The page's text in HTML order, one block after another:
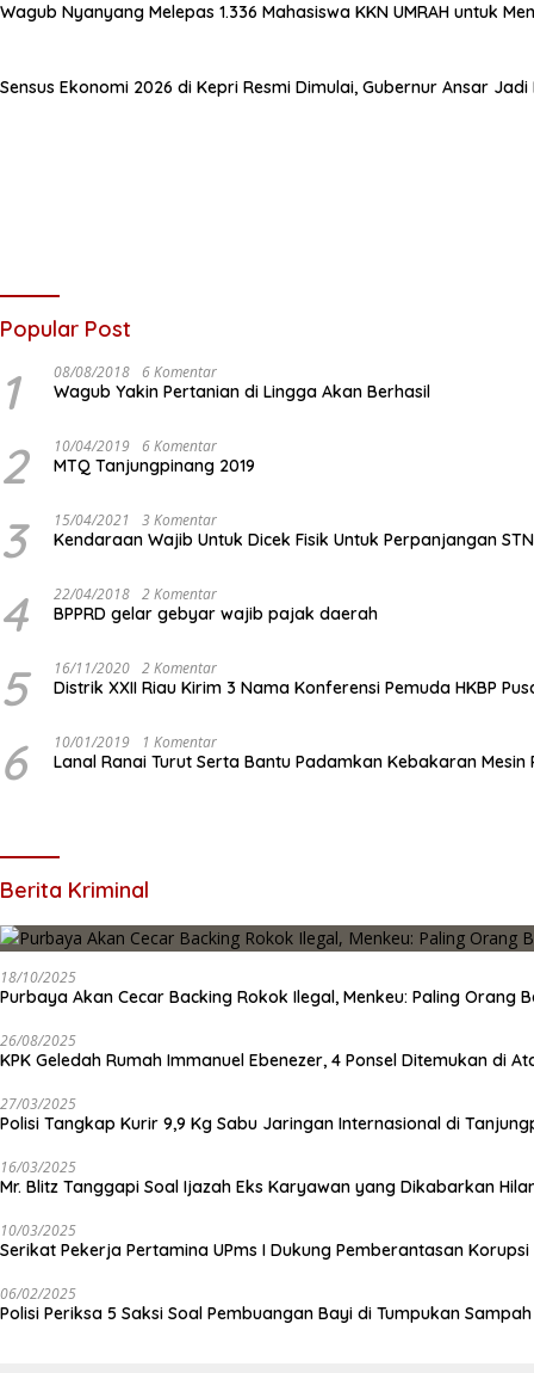
Wagub Nyanyang Melepas 1.336 Mahasiswa KKN UMRAH untuk
Sensus Ekonomi 2026 di Kepri Resmi Dimulai, Gubernur Ansar
Popular Post
1 08/08/2018 6 Komentar
Wagub Yakin Pertanian di Lingga Akan Berhasil
2 10/04/2019 6 Komentar
MTQ Tanjungpinang 2019
3 15/04/2021 3 Komentar
Kendaraan Wajib Untuk Dicek Fisik Untuk Perpanjangan
4 22/04/2018 2 Komentar
BPPRD gelar gebyar wajib pajak daerah
5 16/11/2020 2 Komentar
Distrik XXII Riau Kirim 3 Nama Konferensi Pemuda HKBP
6 10/01/2019 1 Komentar
Lanal Ranai Turut Serta Bantu Padamkan Kebakaran Mesin
Berita Kriminal
18/10/2025
Purbaya Akan Cecar Backing Rokok Ilegal, Menkeu: Paling Orang
26/08/2025
KPK Geledah Rumah Immanuel Ebenezer, 4 Ponsel Ditemukan di
27/03/2025
Polisi Tangkap Kurir 9,9 Kg Sabu Jaringan Internasional di
16/03/2025
Mr. Blitz Tanggapi Soal Ijazah Eks Karyawan yang Dikabarkan
10/03/2025
Serikat Pekerja Pertamina UPms I Dukung Pemberantasan
06/02/2025
Polisi Periksa 5 Saksi Soal Pembuangan Bayi di Tumpukan